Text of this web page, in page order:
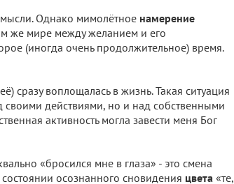
Однако мимолётное намерение
же мире между желанием и его
(иногда очень продолжительное) время.
сразу воплощалась в жизнь. Такая ситуация
своими действиями, но и над собственными
активность могла завести меня Бог
«бросился мне в глаза» - это смена
осознанного сновидения цвета «те,